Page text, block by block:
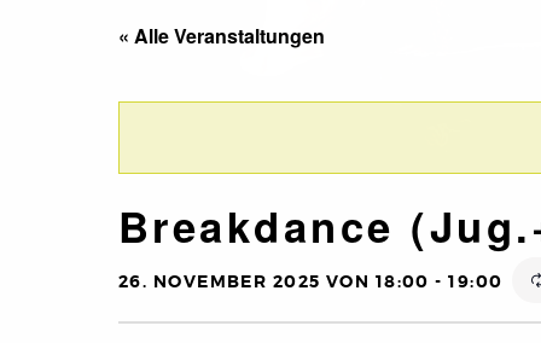
« Alle Veranstaltungen
Breakdance
26. NOVEMBER 2025 VON 18:00 -19:00